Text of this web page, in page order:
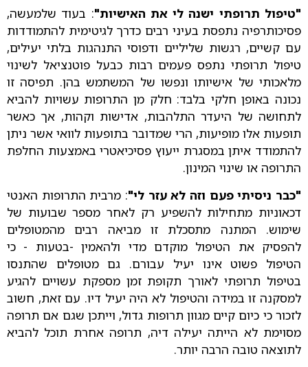
"טיפול תרופתי ישנה לי את האישיות": בעוד שלמעשה,
פסיכותרפיה נתפסת בעיני רבים כדרך לגיטימית להתמודדות
עם קשיים, רגשות שליליים ודפוסי התנהגות בלתי יעילים,
טיפול תרופתי נתפס פעמים רבות כבעל פוטנציאל לשינוי
מלאכותי של אישיותו ונפשו של המשתמש בהן. תפיסה זו
נכונה באופן חלקי בלבד: חלק מן התרופות עשויות להביא
לתחושה של היעדר התלהבות, אדישות וקהות, אך כאשר
תופעות אלו מופיעות, הרי שמדובר בתופעות לוואי אשר ניתן
להתמודד איתן במסגרת ייעוץ פסיכיאטרי באמצעות החלפת
התרופה או שינוי המינון.
"כבר ניסיתי פעם וזה לא עזר לי": מרבית התרופות האנטי
דכאוניות מתחילות להשפיע רק לאחר מספר שבועות של
שימוש. המתנה מתסכלת זו מביאה רבים מהמטופלים
להפסיק את הטיפול מוקדם מדי ולהאמין -בטעות - כי
הטיפול פשוט אינו יעיל עבורם. גם מטופלים שהתנסו
בטיפול תרופתי לאורך תקופת זמן מספקת עשויים להגיע
למסקנה זו במידה והטיפול לא היה יעיל דיו. עם זאת, חשוב
לזכור כי כיום קיים מגוון תרופות גדול, וייתכן שגם אם תרופה
מסוימת לא הייתה יעילה דיה, תרופה אחרת תוכל להביא
לתוצאה טובה הרבה יותר.